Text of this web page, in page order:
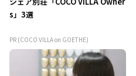
s」3選
PR (COCO VILLA on GOETHE)